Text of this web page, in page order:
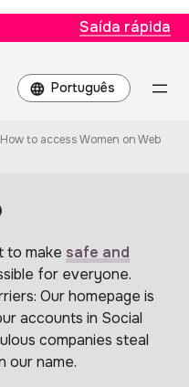
Saída rápida
Escolha
um
to access Women on Web
to make safe and
for everyone.
Our homepage is
accounts in Social
companies steal
our name.